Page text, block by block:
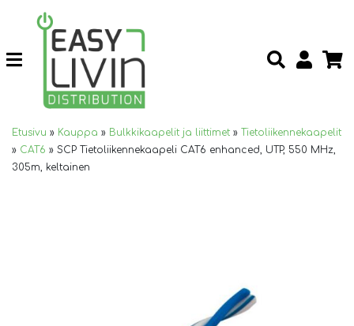
Etusivu » Kauppa » Bulkkikaapelit ja liittimet » Tietoliikennekaapelit
» CAT6 » SCP Tietoliikennekaapeli CAT6 enhanced, UTP, 550 MHz,
305m, keltainen